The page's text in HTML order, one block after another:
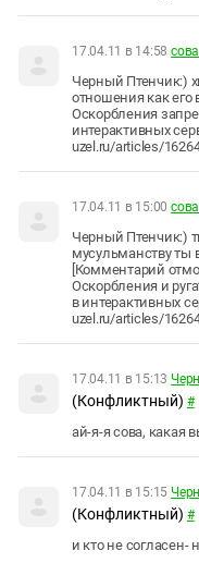
17.04.11 в 14:58 сова
Черный Птенчик:)
отношения как его
Оскорбления
интерактивных
uzel.ru/articles/
17.04.11 в 15:00 сова
Черный Птенчик:)
мусульманству ты
[Комментарий
Оскорбления и
в интерактивных
uzel.ru/articles/
17.04.11 в 15:13
(Конфликтный) #
ай-я-я сова, какая
17.04.11 в 15:15
(Конфликтный) #
и кто не согласен-